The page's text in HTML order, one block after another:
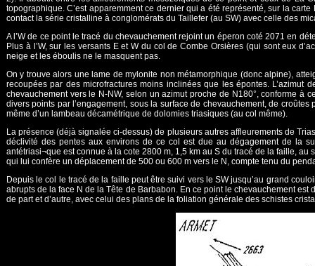
topographique. C’est apparemment ce dernier qui a été représenté, sur la
contact la série cristalline à conglomérats du Taillefer (au SW) avec celle des
A l’W de ce point le tracé du chevauchement rejoint un éperon coté 2071 en
Plus à l’W, sur les versants E et W du col de Combe Orsières (qui sont eux
neige et les éboulis ne le masquent pas.
On y trouve alors une lame de mylonite non métamorphique (donc alpine),
recoupées par des microfractures moins inclinées que les épontes.
chevauchement vers le N-NW, selon un azimut proche de N180°, conforme à
divers points par l’engagement, sous la surface de chevauchement, de
même d’un lambeau décamétrique de dolomies triasiques (au col même).
La présence (déjà signalée ci-dessus) de plusieurs autres affleurements de
déclivité des pentes aux environs de ce col est due au dégagement de la
antétriasi¬que est connue à la cote 2800 m, 1,5 km au S du tracé de la faille,
qui lui confère un déplacement de 500 ou 600 m vers le N, compte tenu du
Depuis le col le tracé de la faille peut être suivi vers le SW jusqu’au grand
abrupts de la face N de la Tête de Barbabon. En ce point le chevauchement
de part et d’autre, avec celui des plans de la foliation générale des schistes